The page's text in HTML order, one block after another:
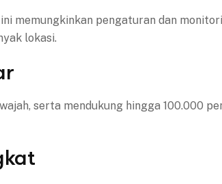
memungkinkan pengaturan dan
lokasi.
serta mendukung hingga 100.000